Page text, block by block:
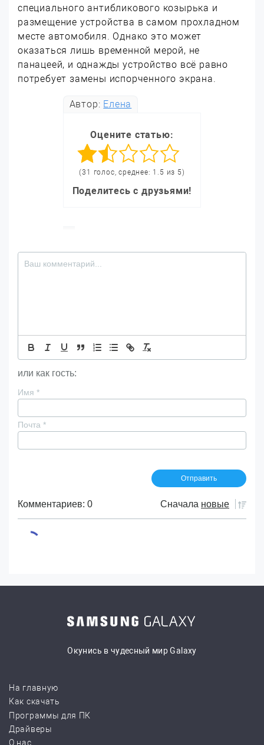
специального антибликового козырька и
размещение устройства в самом прохладном
месте автомобиля. Однако это может
оказаться лишь временной мерой, не
панацеей, и однажды устройство всё равно
потребует замены испорченного экрана.
Автор: Елена
Оцените статью:
(31 голос, среднее: 1.5 из 5)
Поделитесь с друзьями!
или как гость:
Имя *
Почта *
Комментариев: 0 Сначала новые
Окунись в чудесный мир Galaxy
На главную
Как скачать
Программы для ПК
Драйверы
О нас